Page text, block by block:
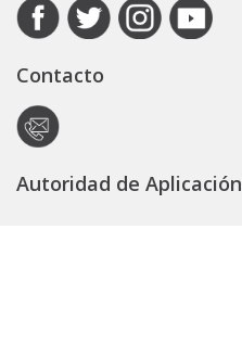
Contacto
Autoridad de Aplicación